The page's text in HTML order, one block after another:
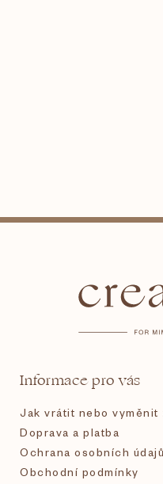
Informace pro vás
Jak vrátit nebo vyměnit
Doprava a platba
Ochrana osobních údajů
Obchodní podmínky